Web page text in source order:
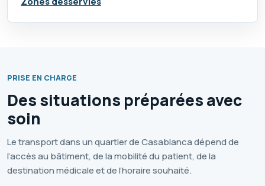
PRISE EN CHARGE
Des situations préparées avec
soin
Le transport dans un quartier de Casablanca dépend de
l’accès au bâtiment, de la mobilité du patient, de la
destination médicale et de l’horaire souhaité.